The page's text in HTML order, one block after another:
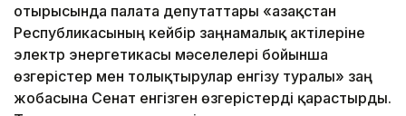
отырысында палата депутаттары «Қазақстан
Республикасының кейбір заңнамалық актілеріне
электр энергетикасы мәселелері бойынша
өзгерістер мен толықтырулар енгізу туралы» заң
жобасына Сенат енгізген өзгерістерді қарастырды.